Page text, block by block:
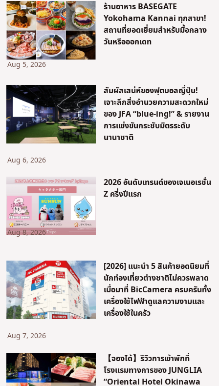
ร้านอาหาร BASEGATE
Yokohama Kannai ทุกสาขา!
สถานที่ยอดเยี่ยมสำหรับมื้อกลาง
วันหรือออกเดท
Aug 5, 2026
สัมผัสเสน่ห์ของฟุตบอลญี่ปุ่น!
เจาะลึกสิ่งอำนวยความสะดวกใหม่
ของ JFA “blue-ing!” & รายงาน
การแข่งขันกระชับมิตรระดับ
นานาชาติ
Aug 6, 2026
2026 อันดับเทรนด์ของเจเนอเรชั่น
Z ครึ่งปีแรก
Aug 8, 2026
[2026] แนะนำ 5 สินค้ายอดนิยมที่
นักท่องเที่ยวต่างชาติไม่ควรพลาด
เมื่อมาที่ BicCamera ครบครันทั้ง
เครื่องใช้ไฟฟ้าดูแลความงามและ
เครื่องใช้ในครัว
Aug 7, 2026
【จองได้】รีวิวการเข้าพักที่
โรงแรมทางการของ JUNGLIA
“Oriental Hotel Okinawa